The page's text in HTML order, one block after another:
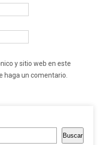
y sitio web en este
haga un comentario.
Buscar